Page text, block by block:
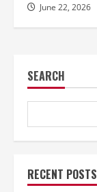
June 22, 2026
SEARCH
RECENT POSTS